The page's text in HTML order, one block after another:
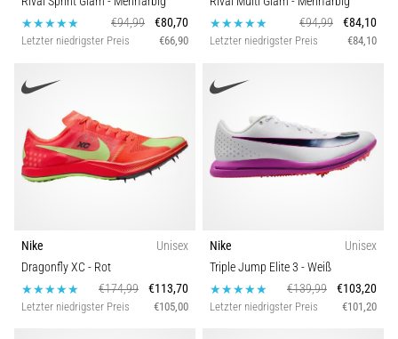
€94,99
€80,70
Letzter niedrigster Preis €66,90
€94,99
€84,10
Letzter niedrigster Preis €84,10
Nike
Unisex
Dragonfly XC - Rot
€174,99
€113,70
Letzter niedrigster Preis €105,00
Nike
Unisex
Triple Jump Elite 3 - Weiß
€139,99
€103,20
Letzter niedrigster Preis €101,20